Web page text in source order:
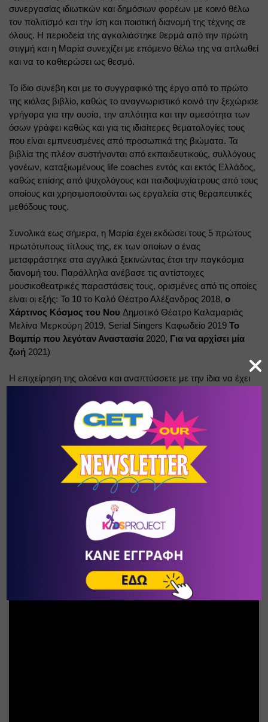
συνεργασίας ιδιωτικών και δημόσιων φορέων με κοινό θέλω
τον πολιτισμό και την ίση και ποιοτική διανομή της τέχνης σε
όλους. Η περιοδεία της αγκαλιάστηκε θερμά από την πρώτη
στιγμή και η Μαρία συνεχίζει με επόμενο θέλω της να απλωθεί
και να το καθιερώσει ως θεσμό.
Το ίδιο συνέβη και με το συγγραφικό της έργο από το πρώτο
της κιόλας βιβλίο, καθώς το αναγνωριστικό κοινό την ξεχώρισε
γρήγορα για την ουσία, την απλότητα και την αμεσότητα των
όσων γράφει καθώς και για τις ιδιαίτερες θεματολογίες τους
που είναι εμπνευσμένες από προσωπικά της βιώματα. Τα
βιβλία της πλέον συστήνονται από εκπαιδευτικούς, συλλόγους
γονέων, καταξιωμένους life coaches εντός και εκτός Ελλάδος,
καθώς επίσης από ψυχολόγους και παιδοψυχίατρους από τους
οποίους και χρησιμοποιούνται ως εργαλεία στις θεραπευτικές
μεθόδους τους.
Συνολικά εως σήμερα, η Μαρία έχει εκδώσει τους 5 πρώτους
πρωτότυπους τίτλους της, εκ των οποίων ο ένας
μεταφράστηκε στα αγγλικά ξεκινώντας έτσι την παγκόσμια
διανομή του. Παράλληλα ανέβασε τις αντίστοιχες
μουσικοθεατρικές παραστάσεις τους, ορισμένες από τις οποίες
είναι οι εξής: Το 10 το Καλό Θέατρο Αλέξανδρος 2018, ο
Χάρτινος Κόσμος του Νου Δημοτικό Θέατρο Καλαμαριάς
Μελίνα Μερκούρη 2019, Serial Singers Καφωδείο 2019 Το
Βαμπίρ που λεγόταν Αναστασία 2020, Για να αρχίσει μία
ζωή 2021)
Η επιχείρηση της ολοένα και αναπτύσσετε με την ίδια να έχει
άλλων καλλιτεχνών.
Η δημιουργία της πάντα ολοκληρώνεται με τους μαθητές
και την διδακτική της πορεία. Πλέον τα μαθήματα και το
γραφείο της, στεγάζονται στον δικό της προσωπικό χώρο στο
Φάληρο Θεσσαλονίκης, έναν πολυχώρο τεχνών που
εγκαινιάστηκε τον Σεπτέμβριο του 2020, με σκοπό να
αγκαλιάσει τους καλλιτέχνες και να δώσει στέγη σε όσους το
έχουν ανάγκη για να εκφραστούν.
Η καλλιτεχνική της οικογένεια μεγαλώνει με τα δύο τελευταία
βιβλία της να ετοιμάζονται να μεταφερθούν και αυτά στην
θεατρική σκηνή, μαζί με το πρώτο της Χριστουγεννιάτικο
με τίτλο
«Πως φτιάχτηκε το
αφιερωμένο στην ευθύνη της ζωής μας.